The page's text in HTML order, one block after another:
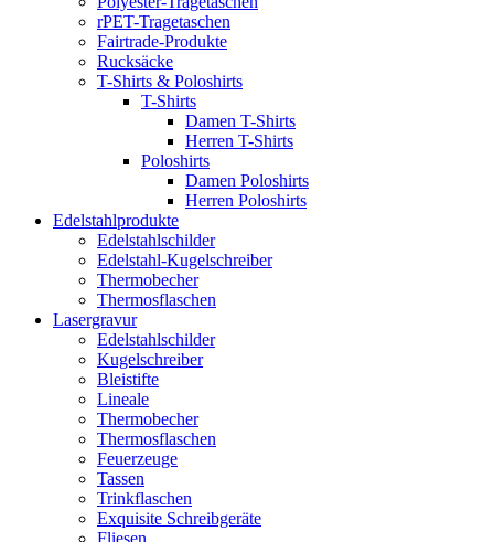
rPET-Tragetaschen
Fairtrade-Produkte
Rucksäcke
T-Shirts & Poloshirts
T-Shirts
Damen T-Shirts
Herren T-Shirts
Poloshirts
Damen Poloshirts
Herren Poloshirts
Edelstahlprodukte
Edelstahlschilder
Edelstahl-Kugelschreiber
Thermobecher
Thermosflaschen
Lasergravur
Edelstahlschilder
Kugelschreiber
Bleistifte
Lineale
Thermobecher
Thermosflaschen
Feuerzeuge
Tassen
Trinkflaschen
Exquisite Schreibgeräte
Fliesen